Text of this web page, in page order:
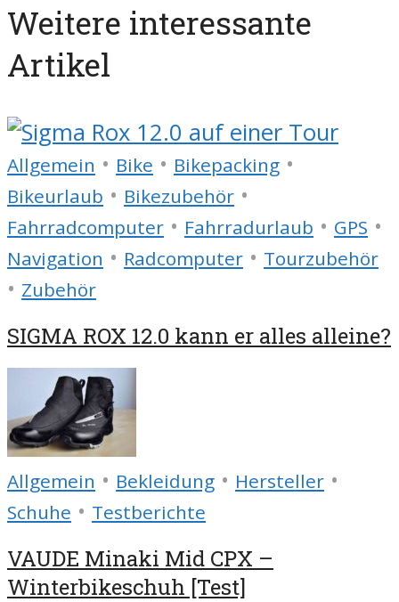
Weitere interessante
Artikel
Allgemein • Bike • Bikepacking •
Bikeurlaub • Bikezubehör •
Fahrradcomputer • Fahrradurlaub • GPS •
Navigation • Radcomputer • Tourzubehör
• Zubehör
SIGMA ROX 12.0 kann er alles alleine?
Allgemein • Bekleidung • Hersteller •
Schuhe • Testberichte
VAUDE Minaki Mid CPX –
Winterbikeschuh [Test]